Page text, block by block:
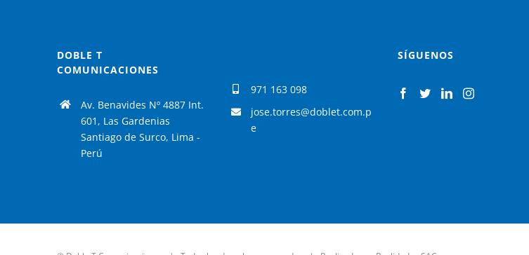
DOBLE T
COMUNICACIONES
Av. Benavides Nº 4887 Int.
601, Las Gardenias
Santiago de Surco, Lima -
Perú
971 163 098
jose.torres@doblet.com.p
e
SÍGUENOS